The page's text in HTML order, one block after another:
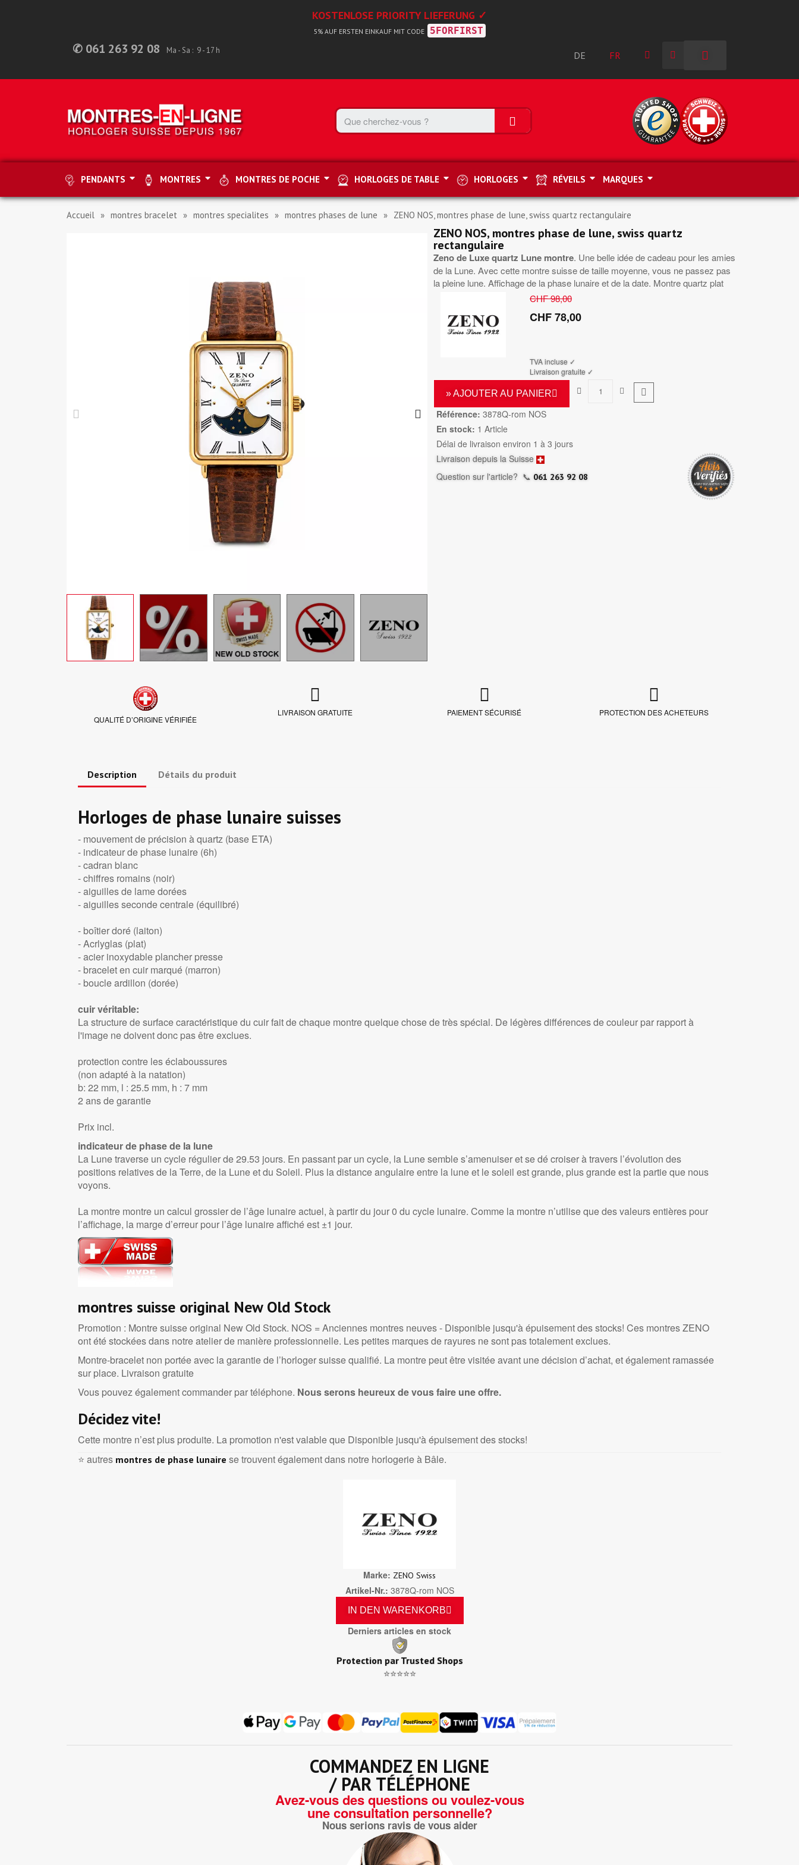
KOSTENLOSE PRIORITY LIEFERUNG ✓
5% AUF ERSTEN EINKAUF MIT CODE 5FORFIRST
✆ 061 263 92 08 Ma - Sa : 9 - 17 h DE FR
PENDANTS MONTRES MONTRES DE POCHE HORLOGES DE TABLE HORLOGES RÉVEILS MARQUES
Accueil montres bracelet montres specialites montres phases de lune ZENO NOS, montres phase de lune, swiss quartz rectangulaire
ZENO NOS, montres phase de lune, swiss quartz
rectangulaire
Zeno de Luxe quartz Lune montre. Une belle idée de cadeau pour les amies
de la Lune. Avec cette montre suisse de taille moyenne, vous ne passez pas
la pleine lune. Affichage de la phase lunaire et de la date. Montre quartz plat
CHF 98,00
CHF 78,00
TVA incluse ✓
Livraison gratuite ✓
» AJOUTER AU PANIER
Référence: 3878Q-rom NOS
En stock: 1 Article
Délai de livraison environ 1 à 3 jours
Livraison depuis la Suisse
Question sur l'article? 📞 061 263 92 08
QUALITÉ D’ORIGINE VÉRIFIÉE
LIVRAISON GRATUITE PAIEMENT SÉCURISÉ PROTECTION DES ACHETEURS
Description Détails du produit
Horloges de phase lunaire suisses
- mouvement de précision à quartz (base ETA)
- indicateur de phase lunaire (6h)
- cadran blanc
- chiffres romains (noir)
- aiguilles de lame dorées
- aiguilles seconde centrale (équilibré)
- boîtier doré (laiton)
- Acrlyglas (plat)
- acier inoxydable plancher presse
- bracelet en cuir marqué (marron)
- boucle ardillon (dorée)
cuir véritable:
La structure de surface caractéristique du cuir fait de chaque montre quelque chose de très spécial. De légères différences de couleur par rapport à
l'image ne doivent donc pas être exclues.
protection contre les éclaboussures
(non adapté à la natation)
b: 22 mm, l : 25.5 mm, h : 7 mm
2 ans de garantie
Prix incl.
indicateur de phase de la lune
La Lune traverse un cycle régulier de 29.53 jours. En passant par un cycle, la Lune semble s’amenuiser et se dé croiser à travers l’évolution des
positions relatives de la Terre, de la Lune et du Soleil. Plus la distance angulaire entre la lune et le soleil est grande, plus grande est la partie que nous
voyons.
La montre montre un calcul grossier de l’âge lunaire actuel, à partir du jour 0 du cycle lunaire. Comme la montre n’utilise que des valeurs entières pour
l’affichage, la marge d’erreur pour l’âge lunaire affiché est ±1 jour.
montres suisse original New Old Stock
Promotion : Montre suisse original New Old Stock. NOS = Anciennes montres neuves - Disponible jusqu'à épuisement des stocks! Ces montres ZENO
ont été stockées dans notre atelier de manière professionnelle. Les petites marques de rayures ne sont pas totalement exclues.
Montre-bracelet non portée avec la garantie de l’horloger suisse qualifié. La montre peut être visitée avant une décision d’achat, et également ramassée
sur place. Livraison gratuite
Vous pouvez également commander par téléphone. Nous serons heureux de vous faire une offre.
Décidez vite!
Cette montre n’est plus produite. La promotion n'est valable que Disponible jusqu'à épuisement des stocks!
⭐ autres montres de phase lunaire se trouvent également dans notre horlogerie à Bâle.
Marke ZENO Swiss
Artikel-Nr. 3878Q-rom NOS
IN DEN WARENKORB
Derniers articles en stock
Protection par Trusted Shops
⭐⭐⭐⭐⭐
COMMANDEZ EN LIGNE
/ PAR TÉLÉPHONE
Avez-vous des questions ou voulez-vous
une consultation personnelle?
Nous serions ravis de vous aider